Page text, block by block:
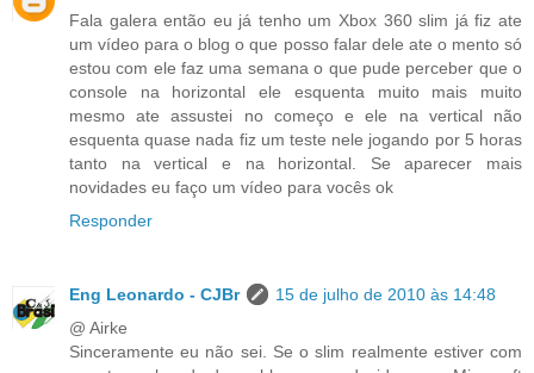
Fala galera então eu já tenho um Xbox 360 slim já fiz ate
um vídeo para o blog o que posso falar dele ate o mento só
estou com ele faz uma semana o que pude perceber que o
console na horizontal ele esquenta muito mais muito
mesmo ate assustei no começo e ele na vertical não
esquenta quase nada fiz um teste nele jogando por 5 horas
tanto na vertical e na horizontal. Se aparecer mais
novidades eu faço um vídeo para vocês ok
Responder
Eng Leonardo - CJBr
15 de julho de 2010 às 14:48
@ Airke
Sinceramente eu não sei. Se o slim realmente estiver com